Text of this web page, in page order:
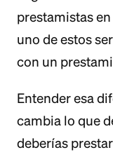
prestamistas
uno de estos
con un
Entender esa
cambia lo que
deberías